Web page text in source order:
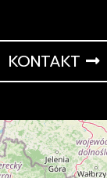
KONTAKT